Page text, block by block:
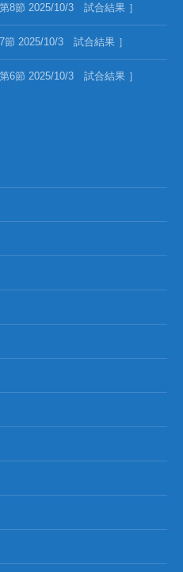
8節 2025/10/3 試合結果 ］
節 2025/10/3 試合結果 ］
6節 2025/10/3 試合結果 ］